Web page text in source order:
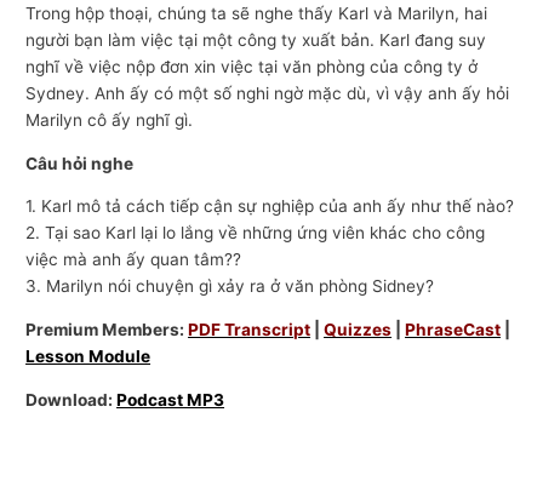
Trong hộp thoại, chúng ta sẽ nghe thấy Karl và Marilyn, hai
người bạn làm việc tại một công ty xuất bản. Karl đang suy
nghĩ về việc nộp đơn xin việc tại văn phòng của công ty ở
Sydney. Anh ấy có một số nghi ngờ mặc dù, vì vậy anh ấy hỏi
Marilyn cô ấy nghĩ gì.
Câu hỏi nghe
1. Karl mô tả cách tiếp cận sự nghiệp của anh ấy như thế nào?
2. Tại sao Karl lại lo lắng về những ứng viên khác cho công
việc mà anh ấy quan tâm??
3. Marilyn nói chuyện gì xảy ra ở văn phòng Sidney?
Premium Members:PDF Transcript |Quizzes |PhraseCast
Lesson Module
Download:Podcast MP3